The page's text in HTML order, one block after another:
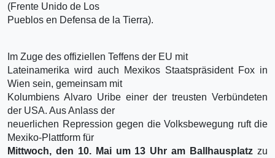
(Frente Unido de Los
Pueblos en Defensa de la Tierra).
Im Zuge des offiziellen Teffens der EU mit
Lateinamerika wird auch Mexikos Staatspräsident Fox in
Wien sein, gemeinsam mit
Kolumbiens Alvaro Uribe einer der treusten Verbündeten
der USA. Aus Anlass der
neuerlichen Repression gegen die Volksbewegung ruft die
Mexiko-Plattform für
Mittwoch, den 10. Mai um 13 Uhr am Ballhausplatz zu